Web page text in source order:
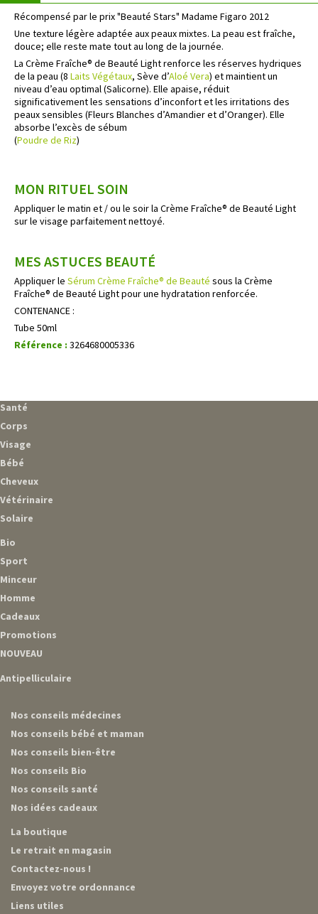
Récompensé par le prix "Beauté Stars" Madame Figaro 2012
Une texture légère adaptée aux peaux mixtes. La peau est fraîche,
douce; elle reste mate tout au long de la journée.
La Crème Fraîche® de Beauté Light renforce les réserves hydriques
de la peau (8 Laits Végétaux, Sève d’Aloé Vera) et maintient un
niveau d’eau optimal (Salicorne). Elle apaise, réduit
significativement les sensations d’inconfort et les irritations des
peaux sensibles (Fleurs Blanches d’Amandier et d’Oranger). Elle
absorbe l’excès de sébum
(Poudre de Riz)
MON RITUEL SOIN
Appliquer le matin et / ou le soir la Crème Fraîche® de Beauté Light
sur le visage parfaitement nettoyé.
MES ASTUCES BEAUTÉ
Appliquer le Sérum Crème Fraîche® de Beauté sous la Crème
Fraîche® de Beauté Light pour une hydratation renforcée.
CONTENANCE :
Tube 50ml
Référence : 3264680005336
Santé
Corps
Visage
Bébé
Cheveux
Vétérinaire
Solaire
Bio
Sport
Minceur
Homme
Cadeaux
Promotions
NOUVEAU
Antipelliculaire
Nos conseils médecines
Nos conseils bébé et maman
Nos conseils bien-être
Nos conseils Bio
Nos conseils santé
Nos idées cadeaux
La boutique
Le retrait en magasin
Contactez-nous !
Envoyez votre ordonnance
Liens utiles